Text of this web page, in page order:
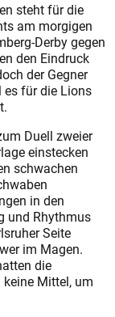
steht für die
am morgigen
Derby gegen
den Eindruck
der Gegner
für die Lions
Duell zweier
einstecken
schwachen
in den
und Rhythmus
Seite
im Magen.
die
Mittel, um